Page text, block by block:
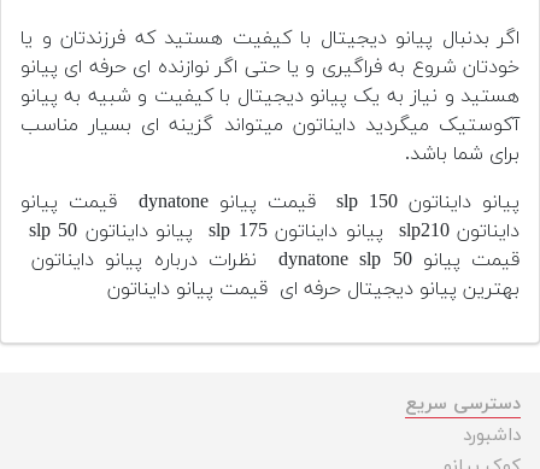
اگر بدنبال پیانو دیجیتال با کیفیت هستید که فرزندتان و یا
خودتان شروع به فراگیری و یا حتی اگر نوازنده ای حرفه ای پیانو
هستید و نیاز به یک پیانو دیجیتال با کیفیت و شبیه به پیانو
آکوستیک میگردید دایناتون میتواند گزینه ای بسیار مناسب
برای شما باشد.
پیانو دایناتون slp 150 قیمت پیانو dynatone قیمت پیانو
قیمت پیانو dynatone slp 50 نظرات درباره پیانو دایناتون
بهترین پیانو دیجیتال حرفه ای قیمت پیانو دایناتون
دسترسی سریع
داشبورد